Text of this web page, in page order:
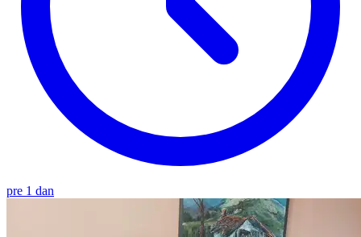
pre 1 dan